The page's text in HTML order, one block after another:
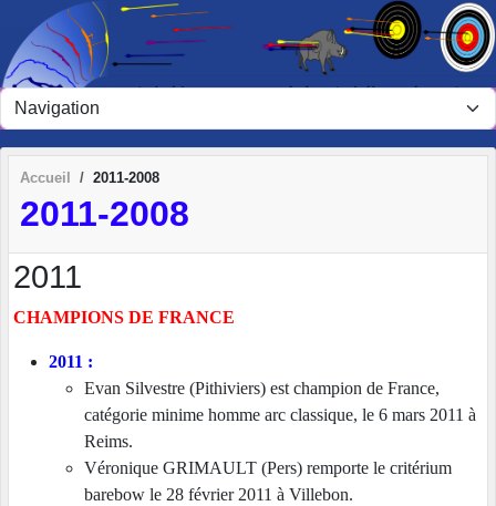
Accueil 2011-2008
2011-2008
2011
CHAMPIONS DE FRANCE
2011 :
Evan Silvestre (Pithiviers) est champion de France,
catégorie minime homme arc classique, le 6 mars 2011 à
Reims.
Véronique GRIMAULT (Pers) remporte le critérium
barebow le 28 février 2011 à Villebon.
Panneau de gestion des cookies